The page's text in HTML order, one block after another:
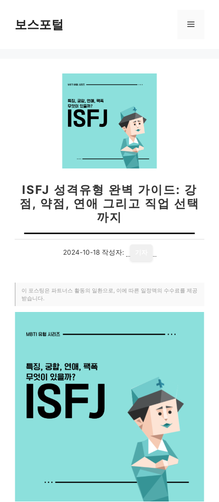
보스포털 메
ISFJ 성격유형 완벽 가이드: 강
점, 약점, 연애 그리고 직업 선택
까지
2024-10-18 작성자:
이 포스팅은 파트너스 활동의 일환으로, 이에 따른 일정액의 수수료를 제공
받습니다.